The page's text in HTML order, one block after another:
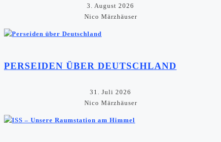
3. August 2026
Nico Märzhäuser
PERSEIDEN ÜBER DEUTSCHLAND
31. Juli 2026
Nico Märzhäuser